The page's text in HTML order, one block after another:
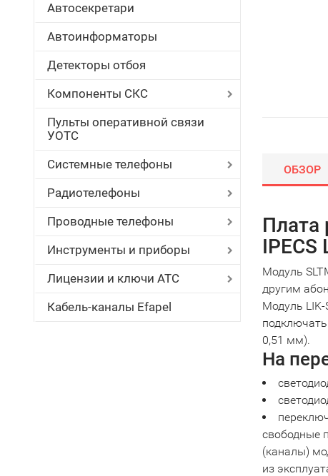
Автосекретари
Автоинформаторы
Детекторы отбоя
Компоненты СКС
Пульты оперативной связи
УОТС
Системные телефоны
Радиотелефоны
Проводные телефоны
Инструменты и приборы
Лицензии и ключи АТС
Кабель-каналы Efapel
ОБЗОР
Плата
IPECS
Модуль
другим
Модуль
0,51 мм).
На
свободные
(каналы)
из